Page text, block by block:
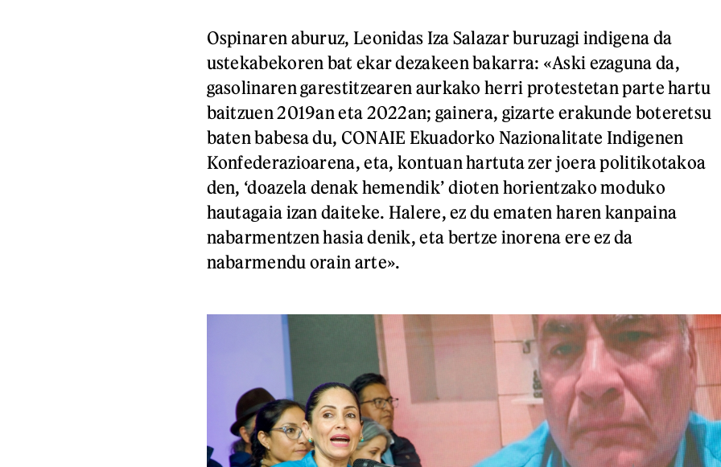
Ospinaren aburuz, Leonidas Iza Salazar buruzagi indigena da
ustekabekoren bat ekar dezakeen bakarra: «Aski ezaguna da,
gasolinaren garestitzearen aurkako herri protestetan parte hartu
baitzuen 2019an eta 2022an; gainera, gizarte erakunde boteretsu
baten babesa du, CONAIE Ekuadorko Nazionalitate Indigenen
Konfederazioarena, eta, kontuan hartuta zer joera politikotakoa
den, ‘doazela denak hemendik’ dioten horientzako moduko
hautagaia izan daiteke. Halere, ez du ematen haren kanpaina
nabarmentzen hasia denik, eta bertze inorena ere ez da
nabarmendu orain arte».